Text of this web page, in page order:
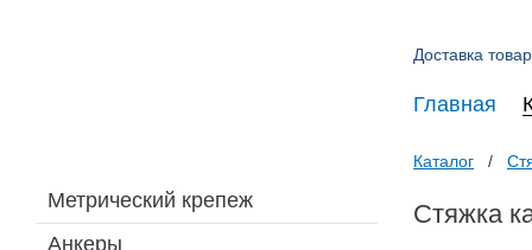
Метрический крепеж
Анкеры
Доставка
Главная
Каталог
Стяжка